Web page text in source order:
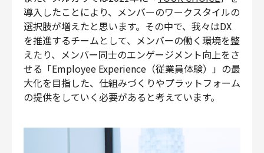
導入したことにより、メンバーのワークスタイルの
選択肢が増えたと思います。その中で、我々はDX
を推進するチームとして、メンバーの働く環境を整
えたり、メンバー同士のエンゲージメント向上をさ
せる「Employee Experience（従業員体験）」の最
大化を目指した、仕組みづくりやプラットフォーム
の提供をしていく必要があると考えています。